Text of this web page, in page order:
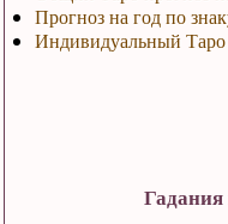
Прогноз на год по
Индивидуальный Таро